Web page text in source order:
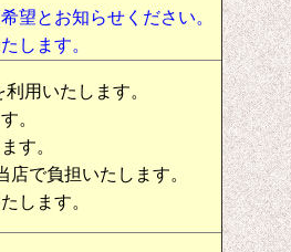
望とお知らせください。
します。
用いたします。
。
す。
で負担いたします。
します。